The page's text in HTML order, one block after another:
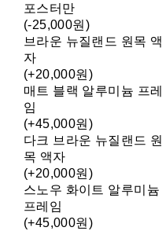
포스터만
(-25,000원)
브라운 뉴질랜드 원목 액
자
(+20,000원)
매트 블랙 알루미늄 프레
임
(+45,000원)
다크 브라운 뉴질랜드 원
목 액자
(+20,000원)
스노우 화이트 알루미늄
프레임
(+45,000원)